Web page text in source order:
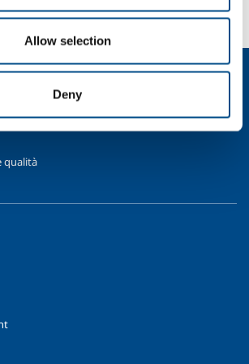
Allow selection
Deny
qualità